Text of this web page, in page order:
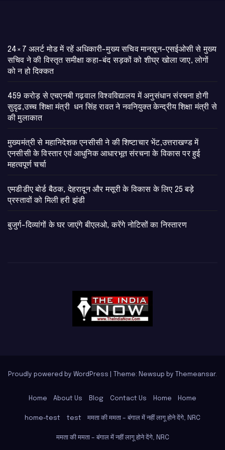
24×7 अलर्ट मोड में रहें अधिकारी-मुख्य सचिव मानसून-एसईओसी से मुख्य
सचिव ने की विस्तृत समीक्षा कहा-बंद सड़कों को शीघ्र खोला जाए, लोगों
को न हो दिक्कत
459 करोड़ से एचएनबी गढ़वाल विश्वविद्यालय में अनुसंधान संरचना होगी
सुदृढ,उच्च शिक्षा मंत्री धन सिंह रावत ने नवनियुक्त केन्द्रीय शिक्षा मंत्री से
की मुलाकात
मुख्यमंत्री से महानिदेशक एनसीसी ने की शिष्टाचार भेंट,उत्तराखण्ड में
एनसीसी के विस्तार एवं आधुनिक आधारभूत संरचना के विकास पर हुई
महत्वपूर्ण चर्चा
एमडीडीए बोर्ड बैठक, देहरादून और मसूरी के विकास के लिए 25 बड़े
प्रस्तावों को मिली हरी झंडी
बुजुर्ग-दिव्यांगों के घर जाएंगे बीएलओ, करेंगे नोटिसों का निस्तारण
Proudly powered by WordPress Theme: Newsup by Themeansar.
Home About Us Blog Contact Us Home Home
home-test test ममता की ममता – बंगाल में नहीं लागू होने देंगे, NRC
ममता की ममता – बंगाल में नहीं लागू होने देंगे, NRC